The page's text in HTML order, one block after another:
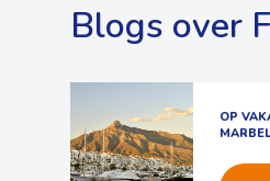
Blogs over
OP